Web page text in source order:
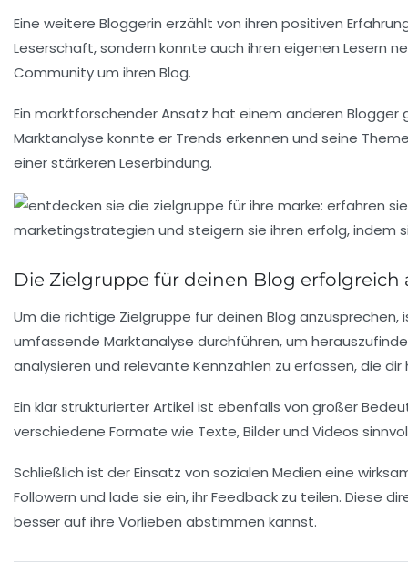
Eine weitere Bloggerin erzählt von ihren positiven
Leserschaft, sondern konnte auch ihren eigenen Lesern
Community um ihren Blog.
Ein marktforschender Ansatz hat einem anderen
Marktanalyse konnte er Trends erkennen und seine
einer stärkeren Leserbindung.
Die Zielgruppe für deinen Blog erfolgreich
Um die richtige Zielgruppe für deinen Blog
umfassende Marktanalyse durchführen, um
analysieren und relevante Kennzahlen zu erfassen, die
Ein klar strukturierter Artikel ist ebenfalls von großer
verschiedene Formate wie Texte, Bilder und Videos
Schließlich ist der Einsatz von sozialen Medien eine
Followern und lade sie ein, ihr Feedback zu teilen. Diese
besser auf ihre Vorlieben abstimmen kannst.